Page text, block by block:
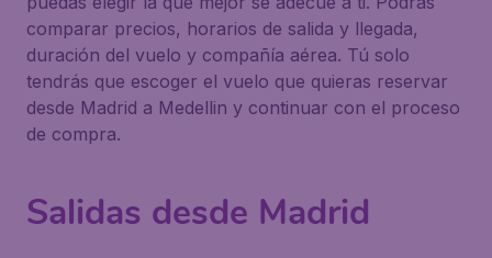
comparar precios, horarios de salida y llegada,
duración del vuelo y compañía aérea. Tú solo
tendrás que escoger el vuelo que quieras reservar
desde Madrid a Medellin y continuar con el proceso
de compra.
Salidas desde Madrid